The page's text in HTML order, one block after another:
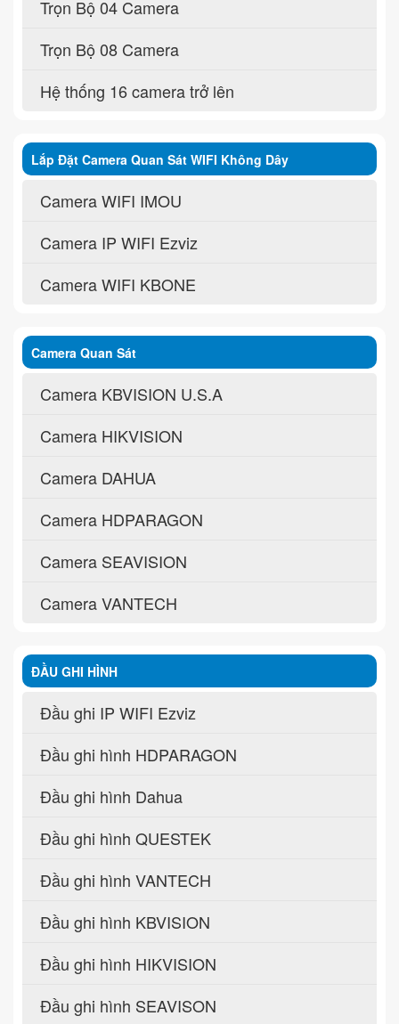
Trọn Bộ 04 Camera
Trọn Bộ 08 Camera
Hệ thống 16 camera trở lên
Lắp Đặt Camera Quan Sát WIFI Không Dây
Camera WIFI IMOU
Camera IP WIFI Ezviz
Camera WIFI KBONE
Camera Quan Sát
Camera KBVISION U.S.A
Camera HIKVISION
Camera DAHUA
Camera HDPARAGON
Camera SEAVISION
Camera VANTECH
ĐẦU GHI HÌNH
Đầu ghi IP WIFI Ezviz
Đầu ghi hình HDPARAGON
Đầu ghi hình Dahua
Đầu ghi hình QUESTEK
Đầu ghi hình VANTECH
Đầu ghi hình KBVISION
Đầu ghi hình HIKVISION
Đầu ghi hình SEAVISON